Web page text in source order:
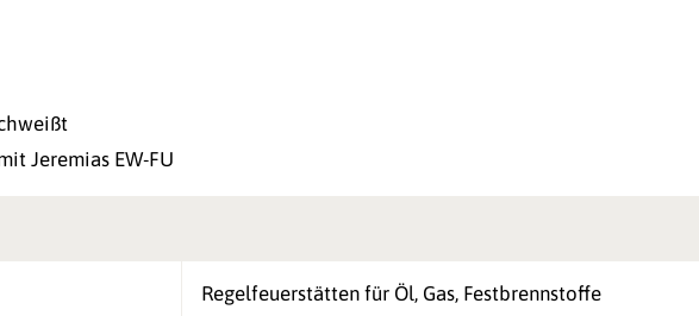
Jeremias EW-FU
Regelfeuerstätten für Öl, Gas, Festbrennstoffe